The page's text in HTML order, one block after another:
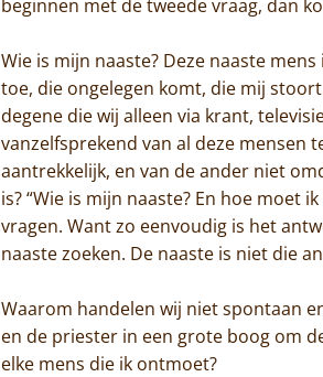
beginnen met de tweede vraag, dan
Wie is mijn naaste? Deze naaste
toe, die ongelegen komt, die mij
degene die wij alleen via krant,
vanzelfsprekend van al deze mensen
aantrekkelijk, en van de ander niet
is? “Wie is mijn naaste? En hoe moet
vragen. Want zo eenvoudig is het
naaste zoeken. De naaste is niet die
Waarom handelen wij niet spontaan
en de priester in een grote boog om
elke mens die ik ontmoet?